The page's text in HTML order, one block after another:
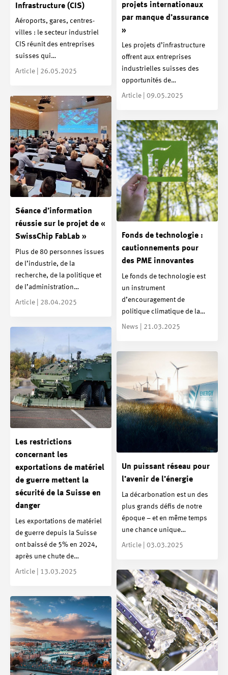
Infrastructure (CIS)
Aéroports, gares, centres-
villes : le secteur industriel
CIS réunit des entreprises
suisses qui…
Article | 26.05.2025
projets internationaux
par manque d’assurance
»
Les projets d’infrastructure
offrent aux entreprises
industrielles suisses des
opportunités de…
Article | 09.05.2025
Séance d’information
réussie sur le projet de «
SwissChip FabLab »
Plus de 80 personnes issues
de l’industrie, de la
recherche, de la politique et
de l’administration…
Article | 28.04.2025
Fonds de technologie :
cautionnements pour
des PME innovantes
Le fonds de technologie est
un instrument
d’encouragement de
politique climatique de la…
News | 21.03.2025
Les restrictions
concernant les
exportations de matériel
de guerre mettent la
sécurité de la Suisse en
danger
Les exportations de matériel
de guerre depuis la Suisse
ont baissé de 5% en 2024,
après une chute de…
Article | 13.03.2025
Un puissant réseau pour
l’avenir de l’énergie
La décarbonation est un des
plus grands défis de notre
époque – et en même temps
une chance unique…
Article | 03.03.2025